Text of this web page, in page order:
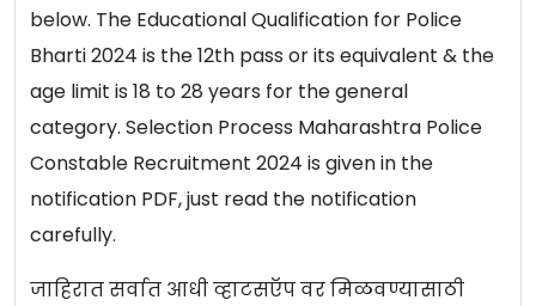
below. The Educational Qualification for Police
Bharti 2024 is the 12th pass or its equivalent & the
age limit is 18 to 28 years for the general
category. Selection Process Maharashtra Police
Constable Recruitment 2024 is given in the
notification PDF, just read the notification
carefully.
जाहिरात सर्वात आधी व्हाटसऍप वर मिळवण्यासाठी